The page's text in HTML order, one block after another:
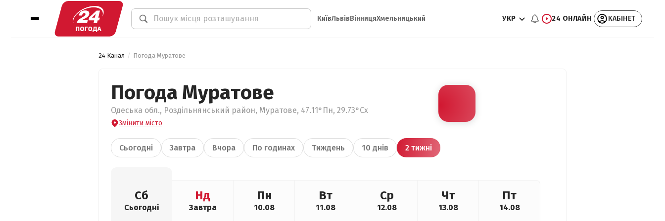
КиївЛьвівВінницяХмельницький УКР 24 ОНЛАЙН КАБІНЕТ
24 Канал Погода Муратове
Погода Муратове
Одеська обл., Роздільнянський район, Муратове, 47.11°Пн, 29.73°Сх
Змінити місто
Сьогодні Завтра Вчора По годинах Тиждень 10 днів 2 тижні
Сб
Сьогодні
Нд
Завтра
Пн
10.08
Вт
11.08
Ср
12.08
Чт
13.08
Пт
14.08